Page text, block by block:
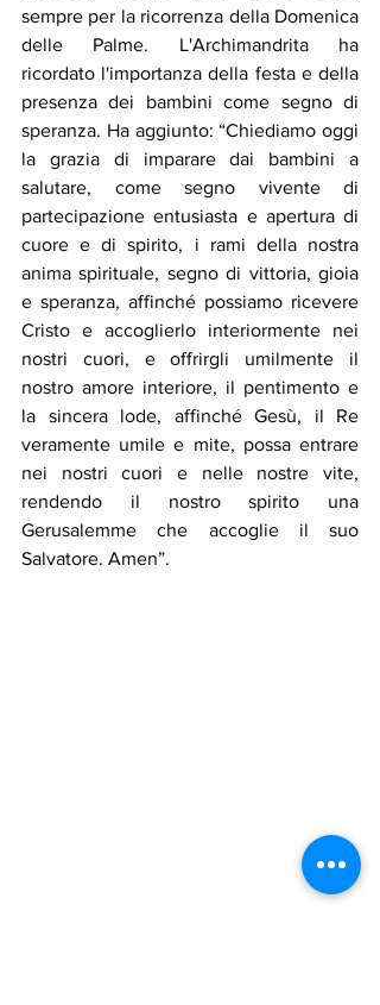
sempre per la ricorrenza della Domenica
delle Palme. L'Archimandrita ha
ricordato l'importanza della festa e della
presenza dei bambini come segno di
speranza. Ha aggiunto: “Chiediamo oggi
la grazia di imparare dai bambini a
salutare, come segno vivente di
partecipazione entusiasta e apertura di
cuore e di spirito, i rami della nostra
anima spirituale, segno di vittoria, gioia
e speranza, affinché possiamo ricevere
Cristo e accoglierlo interiormente nei
nostri cuori, e offrirgli umilmente il
nostro amore interiore, il pentimento e
la sincera lode, affinché Gesù, il Re
veramente umile e mite, possa entrare
nei nostri cuori e nelle nostre vite,
rendendo il nostro spirito una
Gerusalemme che accoglie il suo
Salvatore. Amen”.